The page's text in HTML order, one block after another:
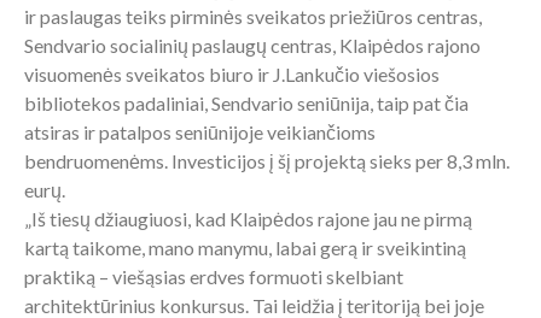
ir paslaugas teiks pirminės sveikatos priežiūros centras,
Sendvario socialinių paslaugų centras, Klaipėdos rajono
visuomenės sveikatos biuro ir J.Lankučio viešosios
bibliotekos padaliniai, Sendvario seniūnija, taip pat čia
atsiras ir patalpos seniūnijoje veikiančioms
bendruomenėms. Investicijos į šį projektą sieks per 8,3 mln.
eurų.
„Iš tiesų džiaugiuosi, kad Klaipėdos rajone jau ne pirmą
kartą taikome, mano manymu, labai gerą ir sveikintiną
praktiką – viešąsias erdves formuoti skelbiant
architektūrinius konkursus. Tai leidžia į teritoriją bei joje